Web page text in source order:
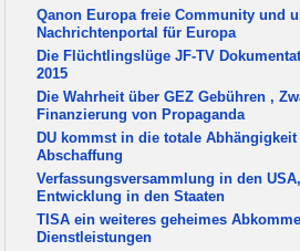
Qanon Europa freie Community und
Nachrichtenportal für Europa
Die Flüchtlingslüge JF-TV
2015
Die Wahrheit über GEZ Gebühren ,
Finanzierung von Propaganda
DU kommst in die totale
Abschaffung
Verfassungsversammlung in den
Entwicklung in den Staaten
TISA ein weiteres geheimes
Dienstleistungen